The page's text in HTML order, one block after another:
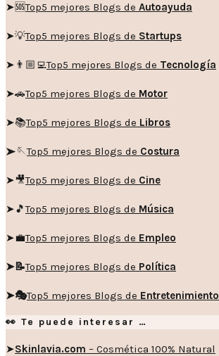
➤🆘Top5 mejores Blogs de Autoayuda
➤💡Top5 mejores Blogs de Startups
➤👨🏼‍💻Top5 mejores Blogs de Tecnología
➤🚗Top5 mejores Blogs de Motor
➤📚Top5 mejores Blogs de Libros
➤🪡Top5 mejores Blogs de Costura
➤🎥Top5 mejores Blogs de Cine
➤🎵Top5 mejores Blogs de Música
➤💼Top5 mejores Blogs de Empleo
➤📝Top5 mejores Blogs de Política
➤🎭Top5 mejores Blogs de Entretenimiento
👀 Te puede interesar …
➤Skinlavia.com – Cosmética 100% Natural